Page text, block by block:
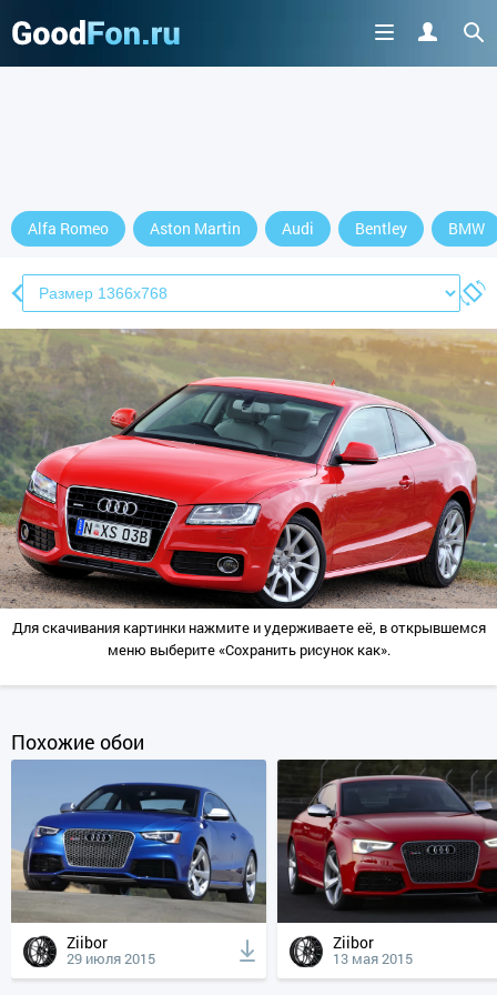
Alfa Romeo Aston Martin Audi Bentley BMW
Для скачивания картинки нажмите и удерживаете её, в открывшемся
меню выберите «Сохранить рисунок как».
Похожие обои
Ziibor
29 июля 2015
Ziibor
13 мая 2015